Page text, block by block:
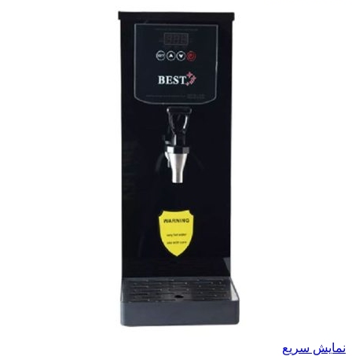
نمایش سریع